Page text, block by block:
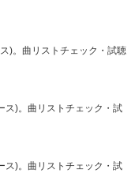
)。曲リストチェック・試聴
ス)。曲リストチェック・試
ス)。曲リストチェック・試